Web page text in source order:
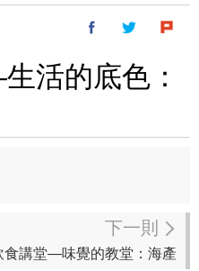
活的底色：
下一則
食講堂—味覺的教堂：海產